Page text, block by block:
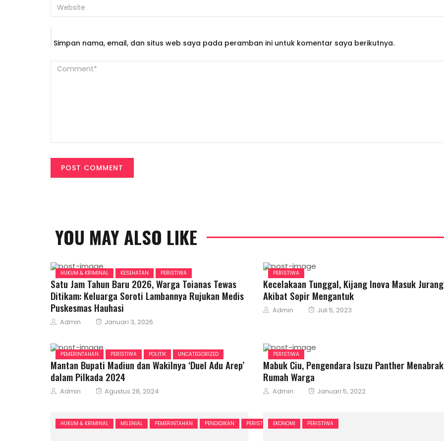
Simpan nama, email, dan situs web saya pada peramban ini untuk komentar saya berikutnya.
YOU MAY ALSO LIKE
HUKUM & KRIMINAL KESEHATAN PERISTIWA
Satu Jam Tahun Baru 2026, Warga Toianas Tewas
Ditikam: Keluarga Soroti Lambannya Rujukan Medis
Puskesmas Hauhasi
Author
Admin
Posted
Januari 3, 2026
PERISTIWA
Kecelakaan Tunggal, Kijang Inova Masuk Jurang
Akibat Sopir Mengantuk
Author
Admin
Posted
Juli 5, 2023
PEMERINTAHAN PERISTIWA POLITIK UNCATEGORIZED
Mantan Bupati Madiun dan Wakilnya ‘Duel Adu Arep’
dalam Pilkada 2024
Author
Admin
Posted
Agustus 28, 2024
PERISTIWA
Mabuk Ciu, Pengendara Isuzu Panther Menabrak
Rumah Warga
Author
Admin
Posted
Januari 5, 2022
HUKUM & KRIMINAL MILENIAL PEMERINTAHAN PENDIDIKAN PERISTIWA EKONOMI PERISTIWA